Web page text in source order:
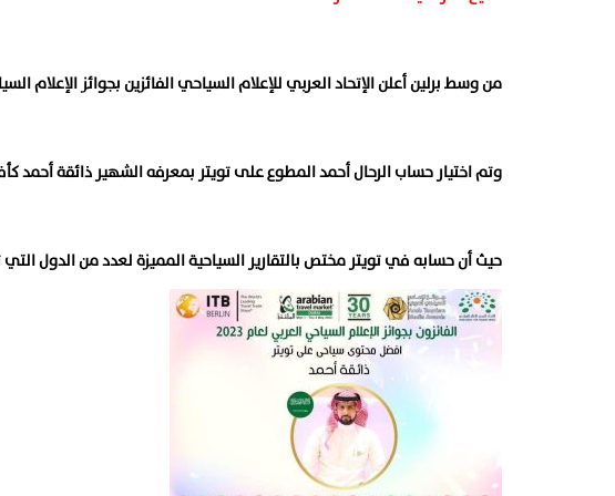
من وسط برلين أعلن الإتحاد العربي للإعلام السياحي الفائزين بجوائز
وتم اختيار حساب الرحال أحمد المطوع على تويتر بمعرفه الشهير ذائقة أحمد
حيث أن حسابه في تويتر مختص بالتقارير السياحية المميزة لعدد من الدول التي